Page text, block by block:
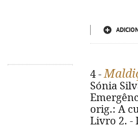
4 -
Sónia
orig.: A
Livro 2. -